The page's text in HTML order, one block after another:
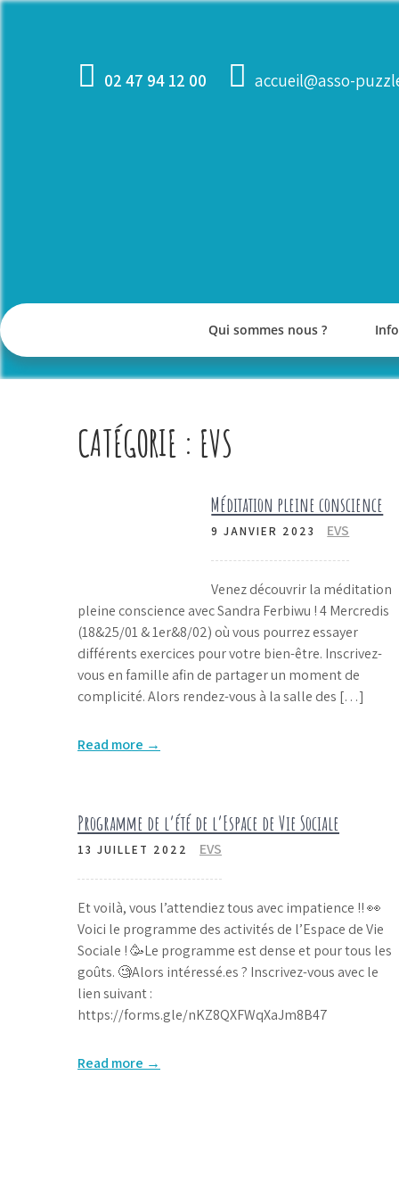
Skip
02 47 94 12 00 accueil@asso-
Qui sommes nous ?
CATÉGORIE : EVS
Méditation pleine conscience
9 JANVIER 2023 EVS
Venez découvrir la méditation
pleine conscience avec Sandra Ferbiwu ! 4 Mercredis
(18&25/01 & 1er&8/02) où vous pourrez essayer
différents exercices pour votre bien-être. Inscrivez-
vous en famille afin de partager un moment de
complicité. Alors rendez-vous à la salle des […]
Read more →
Programme de l’été de l’Espace de Vie Sociale
13 JUILLET 2022 EVS
Et voilà, vous l’attendiez tous avec impatience !! 👀
Voici le programme des activités de l’Espace de Vie
Sociale ! 🥳Le programme est dense et pour tous les
goûts. 🧐Alors intéressé.es ? Inscrivez-vous avec le
lien suivant :
https://forms.gle/nKZ8QXFWqXaJm8B47
Read more →